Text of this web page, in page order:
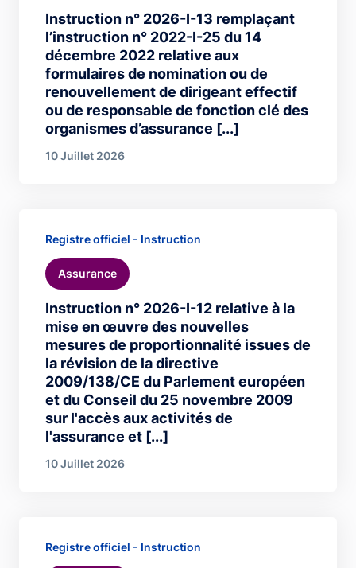
Instruction n° 2026-I-13 remplaçant
l’instruction n° 2022-I-25 du 14
décembre 2022 relative aux
formulaires de nomination ou de
renouvellement de dirigeant effectif
ou de responsable de fonction clé des
organismes d’assurance [...]
10 Juillet 2026
Instruction n° 2026-I-12 relative à la
mise en œuvre des nouvelles
mesures de proportionnalité issues de
la révision de la directive
2009/138/CE du Parlement européen
et du Conseil du 25 novembre 2009
sur l'accès aux activités de
l'assurance et [...]
Registre officiel - Instruction
Assurance
10 Juillet 2026
Registre officiel - Instruction